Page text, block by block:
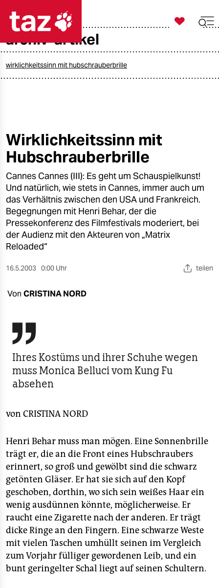
taz zahl ich
öko
gesellschaft
kultur
sport
berlin
nord
wahrheit
veranstaltungen
shop
fragen & hilfe
unterstützen
epaper login

taz zahl ich
archiv-artikel
wirklichkeitssinn mit hubschrauberbrille
Wirklichkeitssinn mit
Hubschrauberbrille
Cannes Cannes (III): Es geht um Schauspielkunst!
Und natürlich, wie stets in Cannes, immer auch um
das Verhältnis zwischen den USA und Frankreich.
Begegnungen mit Henri Behar, der die
Pressekonferenz des Filmfestivals moderiert, bei
der Audienz mit den Akteuren von „Matrix
Reloaded“
16.5.2003 0:00 Uhr teilen
Von CRISTINA NORD

Ihres Kostüms und ihrer Schuhe wegen
muss Monica Belluci vom Kung Fu
absehen
von CRISTINA NORD
Henri Behar muss man mögen. Eine Sonnenbrille
trägt er, die an die Front eines Hubschraubers
erinnert, so groß und gewölbt sind die schwarz
getönten Gläser. Er hat sie sich auf den Kopf
geschoben, dorthin, wo sich sein weißes Haar ein
wenig ausdünnen könnte, möglicherweise. Er
raucht eine Zigarette nach der anderen. Er trägt
dicke Ringe an den Fingern. Eine schwarze Weste
mit vielen Taschen umhüllt seinen im Vergleich
zum Vorjahr fülliger gewordenen Leib, und ein
bunt geringelter Schal liegt auf seinen Schultern.